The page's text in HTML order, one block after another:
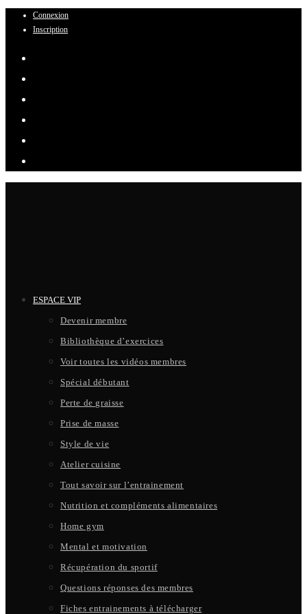
Skip
content
Connexion
Inscription
ESPACE VIP
Devenir membre
Bibliothèque d’exercices
Voir toutes les vidéos membres
Spécial débutant
Perte de graisse
Prise de masse
Style de vie
Atelier cuisine
Tout savoir sur l’entrainement
Nutrition et compléments alimentaires
Home gym
Mental et motivation
Récupération du sportif
Questions réponses des membres
Fiches entrainements à télécharger